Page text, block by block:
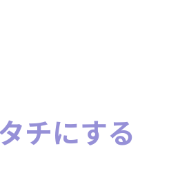
チにする